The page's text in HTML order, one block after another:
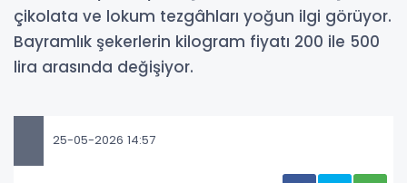
çikolata ve lokum tezgâhları yoğun ilgi görüyor.
Bayramlık şekerlerin kilogram fiyatı 200 ile 500
lira arasında değişiyor.
25-05-2026 14:57